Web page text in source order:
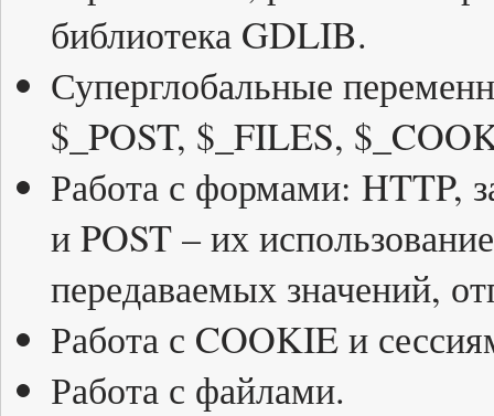
библиотека GDLIB.
Суперглобальные
$_POST, $_FILES,
Работа с формами: HTTP,
и POST – их
передаваемых значений,
Работа с COOKIE и
Работа с файлами.